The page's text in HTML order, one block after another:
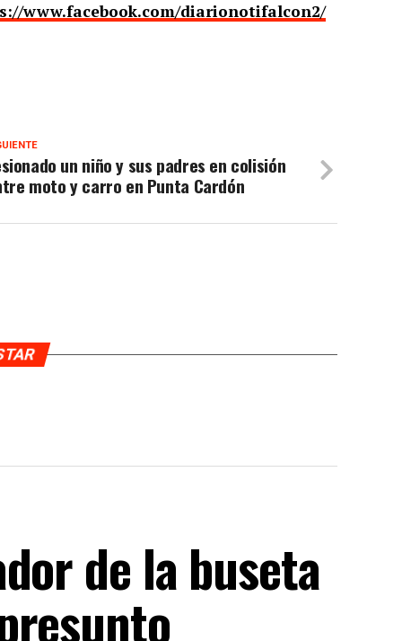
www.facebook.com/diarionotifalcon2/
un niño y sus padres en colisión
moto y carro en Punta Cardón
de la buseta